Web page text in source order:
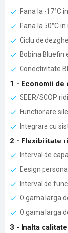
Pana la -17°C
Pana la 50°C
Ciclu de
Bobina Bluefin
Conectivitate
1 - Economii
SEER/SCOP
Functionare
Integrare cu
2 - Flexibilitate
Interval de
Design
Interval de
O gama larga
O gama larga
3 - Inalta calitate